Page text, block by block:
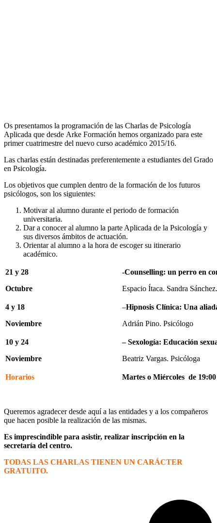
Os presentamos la programación de las Charlas de Psicología
Aplicada que desde Arke Formación hemos organizado para este
primer cuatrimestre del nuevo curso académico 2015/16.
Las charlas están destinadas preferentemente a estudiantes del Grado
en Psicología.
Los objetivos que cumplen dentro de la formación de los futuros
psicólogos, son los siguientes:
Motivar al alumno durante el periodo de formación
universitaria.
Dar a conocer al alumno la parte Aplicada de la Psicología y
sus diversos ámbitos de actuación.
Orientar al alumno a la hora de escoger su itinerario
académico.
21 y 28
Octubre
-Counselling: un perro en
Espacio Ítaca. Sandra
4 y 18
Noviembre
–Hipnosis Clínica: Una
Adrián Pino. Psicólogo
10 y 24
Noviembre
– Sexología: Educación
Beatriz Vargas. Psicóloga
Horarios Martes o Miércoles de
Queremos agradecer desde aquí a las entidades y a los compañeros
que hacen posible la realización de las mismas.
Es imprescindible para asistir, realizar inscripción en la
secretaría del centro.
TODAS LAS CHARLAS TIENEN UN CARÁCTER
GRATUITO.